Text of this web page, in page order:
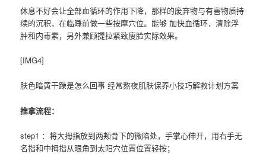
休息不好会让全部血循环的作用下降，那样的废弃物与有害物质持
续的沉积，在临睡前做一些按摩穴位。能够 加快血循环，清除浮
肿和内毒素，另外兼顾提拉紧致廋脸实际效果。
[IMG4]
肤色暗黄干躁是怎么回事 经常熬夜肌肤保养小技巧解救计划方案
推拿流程：
step1 ：将大拇指放到两颊骨下的微陷处，手掌心伸开，用右手无
名指和中拇指从眼角到太阳穴位置位置轻按；